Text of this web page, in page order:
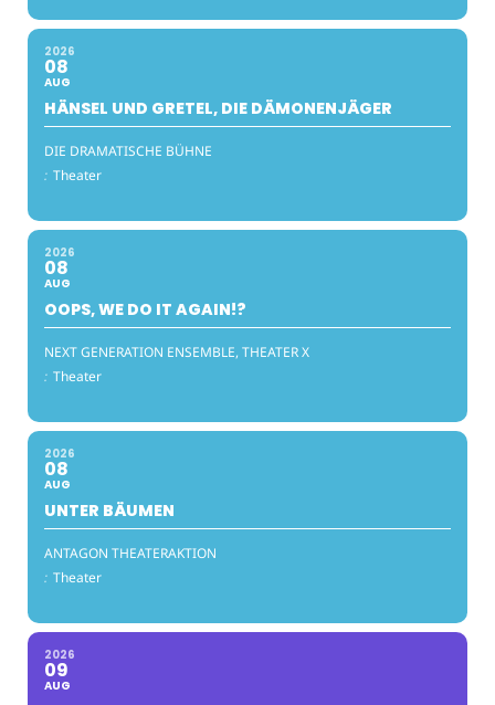
2026
08
AUG
HÄNSEL UND GRETEL, DIE DÄMONENJÄGER
DIE DRAMATISCHE BÜHNE
: Theater
2026
08
AUG
OOPS, WE DO IT AGAIN!?
NEXT GENERATION ENSEMBLE, THEATER X
: Theater
2026
08
AUG
UNTER BÄUMEN
ANTAGON THEATERAKTION
: Theater
2026
09
AUG